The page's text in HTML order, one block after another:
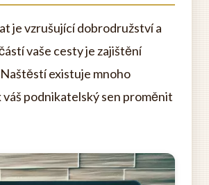
je vzrušující dobrodružství a
vaše cesty je zajištění
existuje mnoho
váš podnikatelský sen proměnit